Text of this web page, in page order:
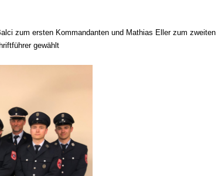
zum ersten Kommandanten und Mathias Eller zum zweiten
gewählt